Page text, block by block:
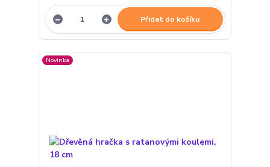
Přidat do košíku
Novinka